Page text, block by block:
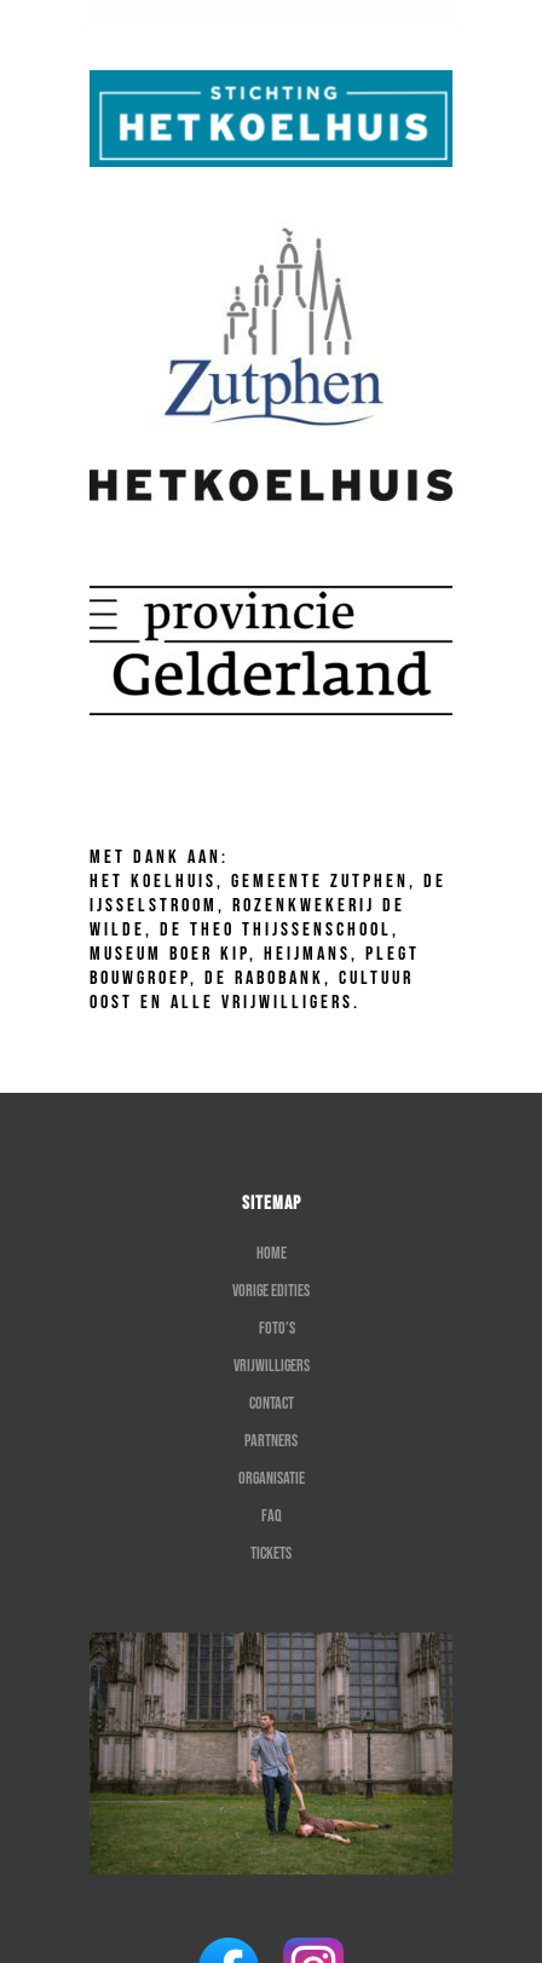
Met dank aan:
Het Koelhuis, gemeente Zutphen, De
IJsselstroom, Rozenkwekerij de
Wilde, de Theo Thijssenschool,
Museum Boer Kip, Heijmans, Plegt
Bouwgroep, De Rabobank, Cultuur
Oost en alle vrijwilligers.
SITEMAP
Home
Vorige edities
Foto’s
Vrijwilligers
Contact
Partners
Organisatie
FAQ
Tickets